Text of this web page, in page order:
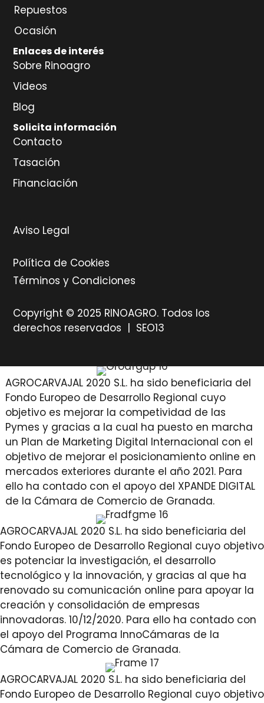
Repuestos
Ocasión
Enlaces de interés
Sobre Rinoagro
Videos
Blog
Solicita información
Contacto
Tasación
Financiación
Aviso Legal
Política de Cookies
Términos y Condiciones
Copyright © 2025 RINOAGRO. Todos los
derechos reservados | SEO13
AGROCARVAJAL 2020 S.L. ha sido beneficiaria del
Fondo Europeo de Desarrollo Regional cuyo
objetivo es mejorar la competividad de las
Pymes y gracias a la cual ha puesto en marcha
un Plan de Marketing Digital Internacional con el
objetivo de mejorar el posicionamiento online en
mercados exteriores durante el año 2021. Para
ello ha contado con el apoyo del XPANDE DIGITAL
de la Cámara de Comercio de Granada.
AGROCARVAJAL 2020 S.L. ha sido beneficiaria del
Fondo Europeo de Desarrollo Regional cuyo objetivo
es potenciar la investigación, el desarrollo
tecnológico y la innovación, y gracias al que ha
renovado su comunicación online para apoyar la
creación y consolidación de empresas
innovadoras. 10/12/2020. Para ello ha contado con
el apoyo del Programa InnoCámaras de la
Cámara de Comercio de Granada.
AGROCARVAJAL 2020 S.L. ha sido beneficiaria del
Fondo Europeo de Desarrollo Regional cuyo objetivo